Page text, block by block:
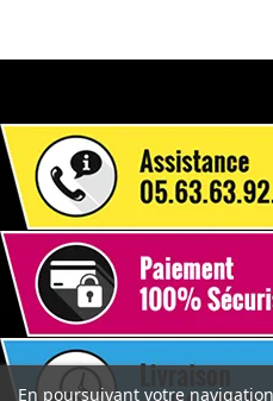
En poursuivant votre